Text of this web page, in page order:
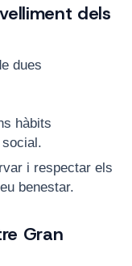
dels
dues
hàbits
i respectar els
benestar.
Gran